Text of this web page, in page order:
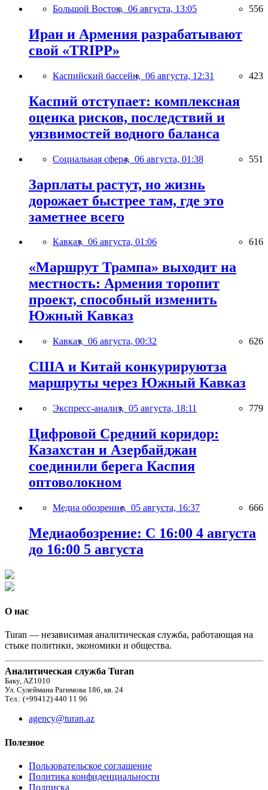
Большой Восток, 06 августа, 13:05 556
Иран и Армения разрабатывают
свой «TRIPP»
Каспийский бассейн, 06 августа, 12:31 423
Каспий отступает: комплексная
оценка рисков, последствий и
уязвимостей водного баланса
Социальная сфера, 06 августа, 01:38 551
Зарплаты растут, но жизнь
дорожает быстрее там, где это
заметнее всего
Кавказ, 06 августа, 01:06 616
«Маршрут Трампа» выходит на
местность: Армения торопит
проект, способный изменить
Южный Кавказ
Кавказ, 06 августа, 00:32 626
США и Китай конкурируютза
маршруты через Южный Кавказ
Экспресс-анализ, 05 августа, 18:11 779
Цифровой Средний коридор:
Казахстан и Азербайджан
соединили берега Каспия
оптоволокном
Медиа обозрение, 05 августа, 16:37 666
Медиаобозрение: С 16:00 4 августа
до 16:00 5 августа
О нас
Turan — независимая аналитическая служба, работающая на
стыке политики, экономики и общества.
Аналитическая служба Turan
Баку, AZ1010
Ул. Сулеймана Рагимова 186, кв. 24
Тел.: (+99412) 440 11 96
agency@turan.az
Полезное
Пользовательское соглашение
Политика конфиденциальности
Подписка